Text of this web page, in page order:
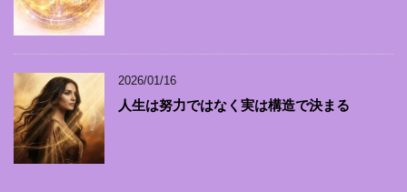
2026/01/16
人生は努力ではなく実は構造で決まる